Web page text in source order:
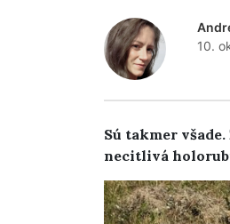
10.
Sú takmer
necitlivá